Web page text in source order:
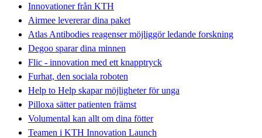
Innovationer från KTH
Airmee levererar dina paket
Atlas Antibodies reagenser möjliggör ledande forskning
Degoo sparar dina minnen
Flic - innovation med ett knapptryck
Furhat, den sociala roboten
Help to Help skapar möjligheter för unga
Pilloxa sätter patienten främst
Volumental kan allt om dina fötter
Teamen i KTH Innovation Launch